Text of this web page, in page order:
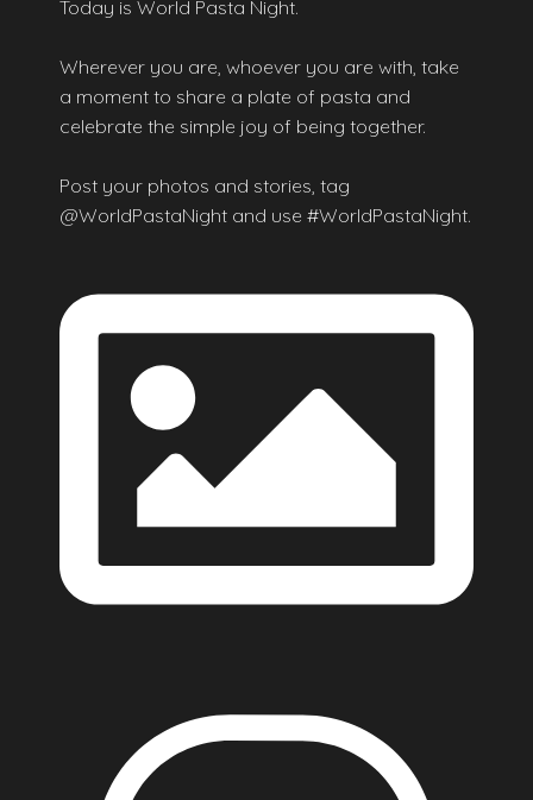
Today is World Pasta Night.
Wherever you are, whoever you are with, take
a moment to share a plate of pasta and
celebrate the simple joy of being together.
Post your photos and stories, tag
@WorldPastaNight and use #WorldPastaNight.